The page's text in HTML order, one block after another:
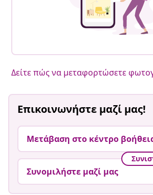
Δείτε πώς να μεταφορτώσετε
Επικοινωνήστε μαζί μας!
Μετάβαση στο κέντρο
Συνομιλήστε μαζί μας